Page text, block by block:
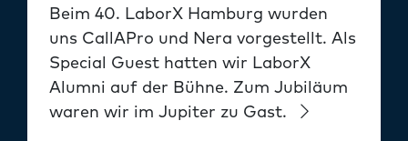
Beim 40. LaborX Hamburg wurden
uns CallAPro und Nera vorgestellt. Als
Special Guest hatten wir LaborX
Alumni auf der Bühne. Zum Jubiläum
waren wir im Jupiter zu Gast.